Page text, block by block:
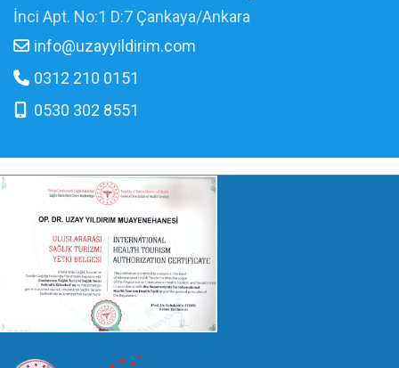
İnci Apt. No:1 D:7 Çankaya/Ankara
info@uzayyildirim.com
0312 210 0151
0530 302 8551